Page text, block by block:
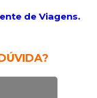
de Viagens.